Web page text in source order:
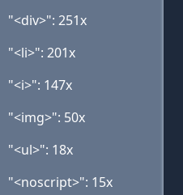
"<div>": 251x
"<li>": 201x
"<i>": 147x
"<img>": 50x
"<ul>": 18x
"<noscript>": 15x